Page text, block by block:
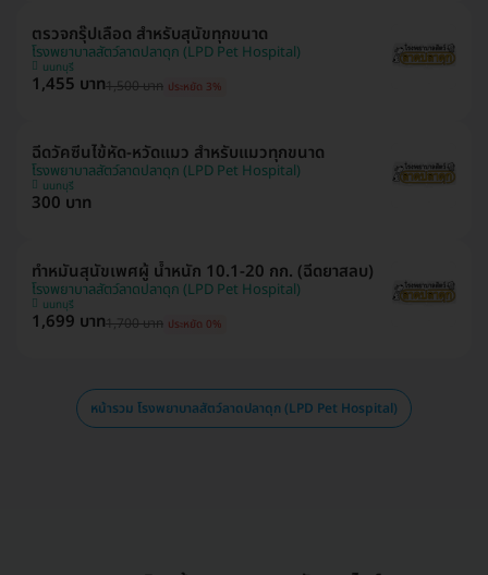
ตรวจกรุ๊ปเลือด สำหรับสุนัขทุกขนาด
โรงพยาบาลสัตว์ลาดปลาดุก (LPD Pet Hospital)
นนทบุรี
1,455 บาท1,500 บาท ประหยัด 3%
ฉีดวัคซีนไข้หัด-หวัดแมว สำหรับแมวทุกขนาด
โรงพยาบาลสัตว์ลาดปลาดุก (LPD Pet Hospital)
นนทบุรี
300 บาท
ทำหมันสุนัขเพศผู้ น้ำหนัก 10.1-20 กก. (ฉีดยาสลบ)
โรงพยาบาลสัตว์ลาดปลาดุก (LPD Pet Hospital)
นนทบุรี
1,699 บาท1,700 บาท ประหยัด 0%
หน้ารวม โรงพยาบาลสัตว์ลาดปลาดุก (LPD Pet Hospital)